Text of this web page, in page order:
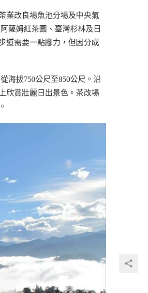
業改良場魚池分場及中央氣
薩姆紅茶園、臺灣杉林及日
道需要一點腳力，但因分成
海拔750公尺至850公尺。沿
欣賞壯麗日出景色。茶改場